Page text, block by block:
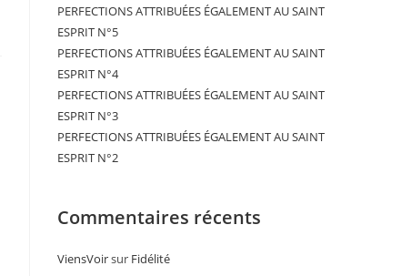
PERFECTIONS ATTRIBUÉES ÉGALEMENT AU SAINT
ESPRIT N°5
PERFECTIONS ATTRIBUÉES ÉGALEMENT AU SAINT
ESPRIT N°4
PERFECTIONS ATTRIBUÉES ÉGALEMENT AU SAINT
ESPRIT N°3
PERFECTIONS ATTRIBUÉES ÉGALEMENT AU SAINT
ESPRIT N°2
Commentaires récents
ViensVoirsur Fidélité